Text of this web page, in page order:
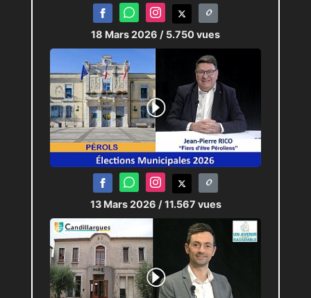
18 Mars 2026 / 5.750 vues
13 Mars 2026 / 11.567 vues